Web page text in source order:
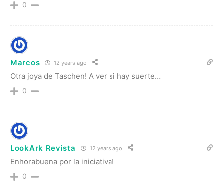
0
Marcos 12 years ago
Otra joya de Taschen! A ver si hay suerte…
0
LookArk Revista 12 years ago
Enhorabuena por la iniciativa!
0